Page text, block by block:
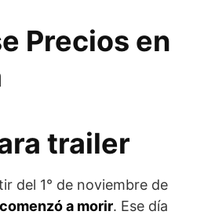
Precios en
trailer
del 1° de noviembre de
a morir. Ese día